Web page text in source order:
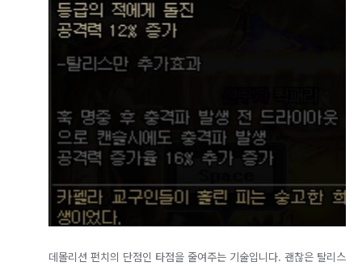
​데몰리션 펀치의 단점인 타점을 줄여주는 기술입니다. 괜찮은 탈리스